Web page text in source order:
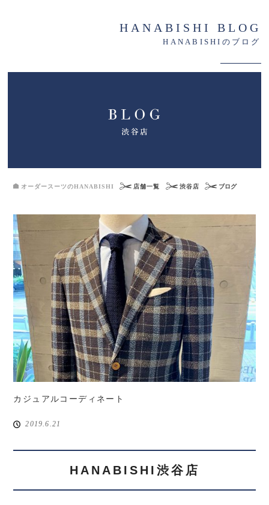
HANABISHI BLOG
HANABISHIのブログ
オーダースーツのHANABISHI 店舗一覧 渋谷店 ブログ
カジュアルコーディネート
2019.6.21
HANABISHI渋谷店